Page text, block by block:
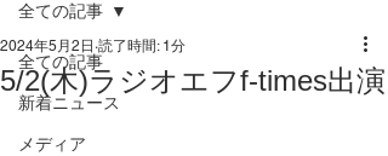
全ての記事
新着ニュース
メディア
全ての記事
5/2(木)ラジオエフf-times出演
2024年5月2日 読了時間: 1分